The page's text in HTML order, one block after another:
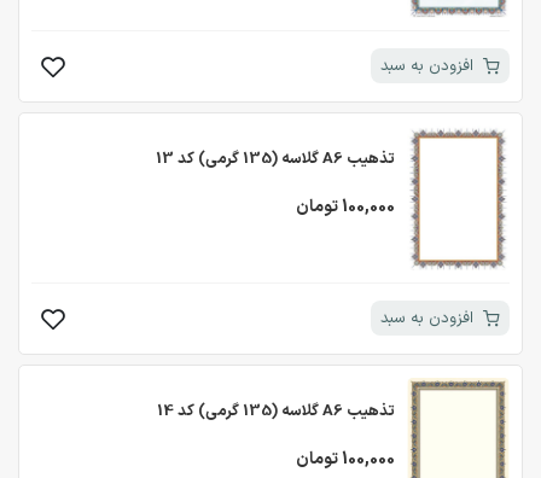
افزودن به سبد
تذهیب A6 گلاسه (135 گرمی) کد 13
100,000 تومان
افزودن به سبد
تذهیب A6 گلاسه (135 گرمی) کد 14
100,000 تومان